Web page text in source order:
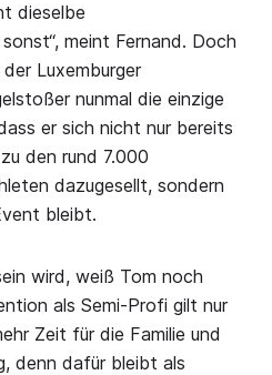
dieselbe
meint Fernand. Doch
Luxemburger
nunmal die einzige
er sich nicht nur bereits
den rund 7.000
dazugesellt, sondern
bleibt.
wird, weiß Tom noch
als Semi-Profi gilt nur
Zeit für die Familie und
denn dafür bleibt als